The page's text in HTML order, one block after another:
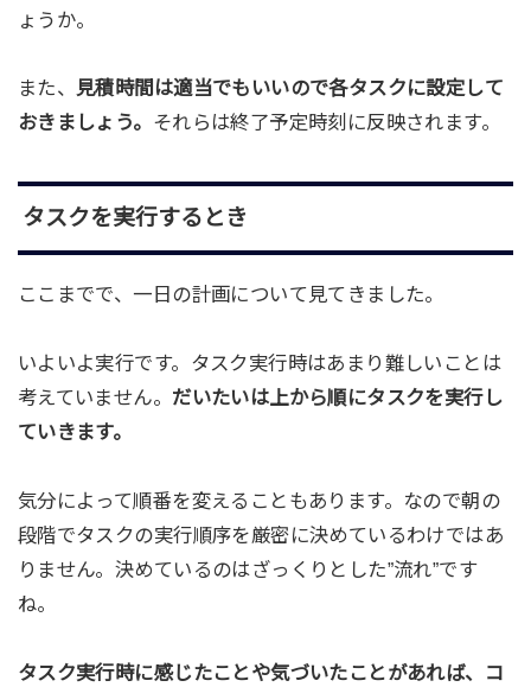
ょうか。
また、
見積時間は適当でもいいので各タスクに設定して
おきましょう。 それらは終了予定時刻に反映されます。
タスクを実行するとき
ここまでで、一日の計画について見てきました。
いよいよ実行です。タスク実行時はあまり難しいことは
考えていません。 だいたいは上から順にタスクを実行し
ていきます。
気分によって順番を変えることもあります。なので朝の
段階でタスクの実行順序を厳密に決めているわけではあ
りません。決めているのはざっくりとした”流れ”です
ね。
タスク実行時に感じたことや気づいたことがあれば、コ